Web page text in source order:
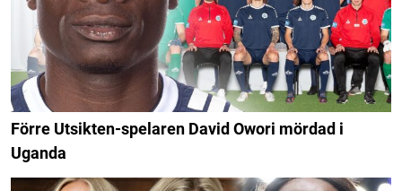
Förre Utsikten-spelaren David Owori mördad i
Uganda